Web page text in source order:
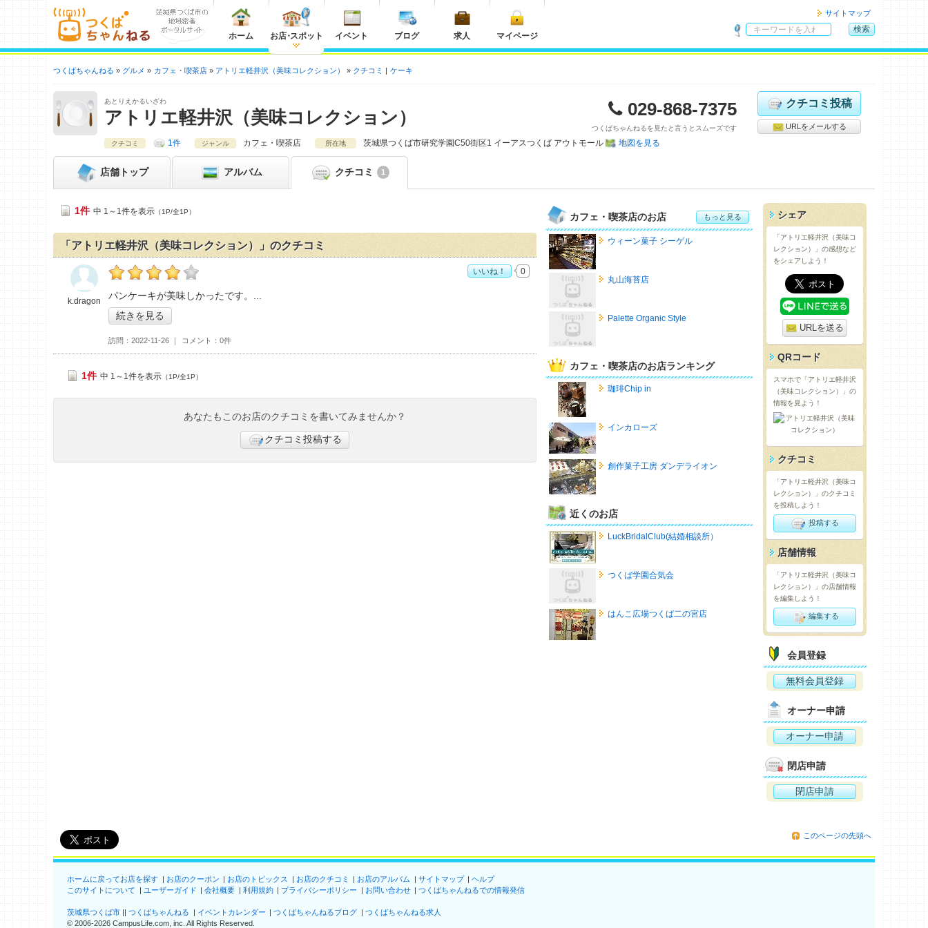
ホーム お店・スポット イベント ブログ 求人 マイページ
サイトマップ
内
索
検索
つくばちゃんねる グルメ カフェ・喫茶店 アトリエ軽井沢（美味コレクション） クチコミ ケーキ
あとりえかるいざわ
アトリエ軽井沢（美味コレクション） 029-868-7375
つくばちゃんねるを見たと言うとスムーズです
クチコミ投稿
URLをメールする
クチコミ 1件 ジャンル カフェ・喫茶店 所在地 茨城県つくば市研究学園C50街区1 イーアスつくば アウトモール 地図を見る
店舗 トップ アルバム クチコミ 1
1件 中 1～1件を表示 （1P/全1P）
「アトリエ軽井沢（美味コレクション）」のクチコミ
k.dragonの「アトリエ軽井沢（美味コレクション）>」おすすめ度：
パンケーキが美味しかったです。
続きを見る
訪問 2022-11-26 コメント 0件
k.dragon
いいね！ 0
1件 中 1～1件を表示 （1P/全1P）
あなたもこのお店のクチコミを書いてみませんか？
クチコミ投稿する
カフェ・喫茶店のお店 もっと見る
ウィーン菓子 シーゲル
丸山海苔店
Palette Organic Style
カフェ・喫茶店のお店ランキング
珈琲Chip in
インカローズ
創作菓子工房 ダンデライオン
近くのお店
LuckBridalClub(結婚相談所）
つくば学園合気会
はんこ広場つくば二の宮店
シェア
「アトリエ軽井沢（美味コ
レクション）」の感想など
をシェアしよう！
URLを送る
QRコード
スマホで「アトリエ軽井沢
（美味コレクション）」の
情報を見よう！
クチコミ
「アトリエ軽井沢（美味コ
レクション）」のクチコミ
を投稿しよう！
投稿する
店舗情報
「アトリエ軽井沢（美味コ
レクション）」の店舗情報
を編集しよう！
編集する
会員登録
無料会員登録
オーナー申請
オーナー申請
閉店申請
閉店申請
このページの先頭へ
ホームに戻ってお店を探す お店のクーポン お店のトピックス お店のクチコミ お店のアルバム サイトマップ
ヘルプ
このサイトについて
ユーザーガイド 会社概要 利用規約 プライバシーポリシー お問い合わせ つくばちゃんねるでの情報発信
茨城県つくば市 つくばちゃんねる イベントカレンダー つくばちゃんねるブログ
つくばちゃんねる求人
© 2006-2026 CampusLife.com, inc. All Rights Reserved